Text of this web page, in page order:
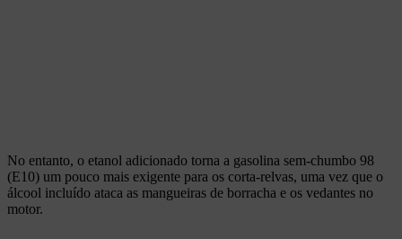
No entanto, o etanol adicionado torna a gasolina sem-chumbo 98
(E10) um pouco mais exigente para os corta-relvas, uma vez que o
álcool incluído ataca as mangueiras de borracha e os vedantes no
motor.